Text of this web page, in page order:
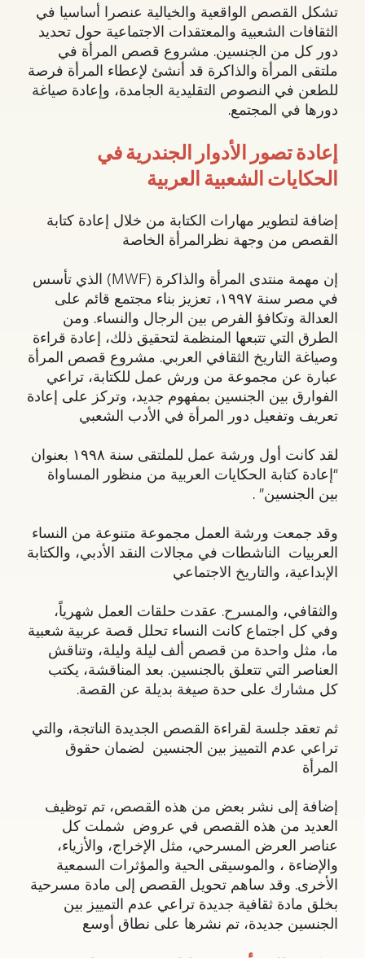
تشكل القصص الواقعية والخيالية عنصرا أساسيا في
الثقافات الشعبية والمعتقدات الاجتماعية حول تحديد
دور كل من الجنسين. مشروع قصص المرأة في
ملتقى المرأة والذاكرة قد أنشئ لإعطاء المرأة فرصة
للطعن في النصوص التقليدية الجامدة، وإعادة صياغة
دورها في المجتمع.
إعادة تصور الأدوار الجندرية في
الحكايات الشعبية العربية
إضافة لتطوير مهارات الكتابة من خلال إعادة كتابة
القصص من وجهة نظرالمرأة الخاصة
إن مهمة منتدى المرأة والذاكرة (MWF) الذي تأسس
في مصر سنة ١٩٩٧، تعزيز بناء مجتمع قائم على
العدالة وتكافؤ الفرص بين الرجال والنساء. ومن
الطرق التي تتبعها المنظمة لتحقيق ذلك، إعادة قراءة
وصياغة التاريخ الثقافي العربي. مشروع قصص المرأة
عبارة عن مجموعة من ورش عمل للكتابة، تراعي
الفوارق بين الجنسين بمفهوم جديد، وتركز على إعادة
تعريف وتفعيل دور المرأة في الأدب الشعبي
لقد كانت أول ورشة عمل للملتقى سنة ١٩٩٨ بعنوان
“إعادة كتابة الحكايات العربية من منظور المساواة
بين الجنسين” .
وقد جمعت ورشة العمل مجموعة متنوعة من النساء
العربيات الناشطات في مجالات النقد الأدبي، والكتابة
الإبداعية، والتاريخ الاجتماعي
والثقافي، والمسرح. عقدت حلقات العمل شهرياً،
وفي كل اجتماع كانت النساء تحلل قصة عربية شعبية
ما، مثل واحدة من قصص ألف ليلة وليلة، وتناقش
العناصر التي تتعلق بالجنسين. بعد المناقشة، يكتب
كل مشارك على حدة صيغة بديلة عن القصة.
ثم تعقد جلسة لقراءة القصص الجديدة الناتجة، والتي
تراعي عدم التمييز بين الجنسين لضمان حقوق
المرأة
إضافة إلى نشر بعض من هذه القصص، تم توظيف
العديد من هذه القصص في عروض شملت كل
عناصر العرض المسرحي، مثل الإخراج، والأزياء،
والإضاءة ، والموسيقى الحية والمؤثرات السمعية
الأخرى. وقد ساهم تحويل القصص إلى مادة مسرحية
بخلق مادة ثقافية جديدة تراعي عدم التمييز بين
الجنسين جديدة، تم نشرها على نطاق أوسع